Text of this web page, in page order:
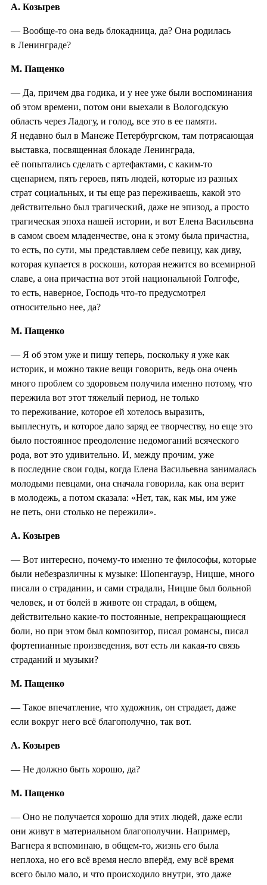
А. Козырев
— Вообще-то она ведь блокадница, да? Она родилась
в Ленинграде?
М. Пащенко
— Да, причем два годика, и у нее уже были воспоминания
об этом времени, потом они выехали в Вологодскую
область через Ладогу, и голод, все это в ее памяти.
Я недавно был в Манеже Петербургском, там потрясающая
выставка, посвященная блокаде Ленинграда,
её попытались сделать с артефактами, с каким-то
сценарием, пять героев, пять людей, которые из разных
страт социальных, и ты еще раз переживаешь, какой это
действительно был трагический, даже не эпизод, а просто
трагическая эпоха нашей истории, и вот Елена Васильевна
в самом своем младенчестве, она к этому была причастна,
то есть, по сути, мы представляем себе певицу, как диву,
которая купается в роскоши, которая нежится во всемирной
славе, а она причастна вот этой национальной Голгофе,
то есть, наверное, Господь что-то предусмотрел
относительно нее, да?
М. Пащенко
— Я об этом уже и пишу теперь, поскольку я уже как
историк, и можно такие вещи говорить, ведь она очень
много проблем со здоровьем получила именно потому, что
пережила вот этот тяжелый период, не только
то переживание, которое ей хотелось выразить,
выплеснуть, и которое дало заряд ее творчеству, но еще это
было постоянное преодоление недомоганий всяческого
рода, вот это удивительно. И, между прочим, уже
в последние свои годы, когда Елена Васильевна занималась
молодыми певцами, она сначала говорила, как она верит
в молодежь, а потом сказала: «Нет, так, как мы, им уже
не петь, они столько не пережили».
А. Козырев
— Вот интересно, почему-то именно те философы, которые
были небезразличны к музыке: Шопенгауэр, Ницше, много
писали о страдании, и сами страдали, Ницше был больной
человек, и от болей в животе он страдал, в общем,
действительно какие-то постоянные, непрекращающиеся
боли, но при этом был композитор, писал романсы, писал
фортепианные произведения, вот есть ли какая-то связь
страданий и музыки?
М. Пащенко
— Такое впечатление, что художник, он страдает, даже
если вокруг него всё благополучно, так вот.
А. Козырев
— Не должно быть хорошо, да?
М. Пащенко
— Оно не получается хорошо для этих людей, даже если
они живут в материальном благополучии. Например,
Вагнера я вспоминаю, в общем-то, жизнь его была
неплоха, но его всё время несло вперёд, ему всё время
всего было мало, и что происходило внутри, это даже